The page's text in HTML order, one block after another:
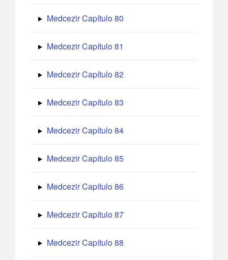
Medcezir Capítulo 80
Medcezir Capítulo 81
Medcezir Capítulo 82
Medcezir Capítulo 83
Medcezir Capítulo 84
Medcezir Capítulo 85
Medcezir Capítulo 86
Medcezir Capítulo 87
Medcezir Capítulo 88